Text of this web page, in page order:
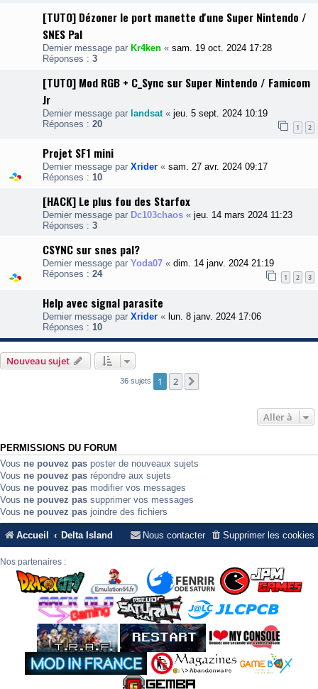
[TUTO] Dézoner le port manette d'une Super Nintendo /
SNES Pal
Dernier message par Kr4ken « sam. 19 oct. 2024 17:28
Réponses : 3
[TUTO] Mod RGB + C_Sync sur Super Nintendo / Famicom
Jr
Dernier message par landsat« jeu. 5 sept. 2024 10:19
Réponses : 20 1 2
Projet SF1 mini
Dernier message par Xrider « sam. 27 avr. 2024 09:17
Réponses : 10
[HACK] Le plus fou des Starfox
Dernier message par Dc103chaos « jeu. 14 mars 2024 11:23
Réponses : 3
CSYNC sur snes pal?
Dernier message par Yoda07 « dim. 14 janv. 2024 21:19
Réponses : 24 1 2 3
Help avec signal parasite
Dernier message par Xrider « lun. 8 janv. 2024 17:06
Réponses : 10
Nouveau sujet
36 sujets 1 2
Aller à
PERMISSIONS DU FORUM
Vous ne pouvez pas poster de nouveaux sujets
Vous ne pouvez pas répondre aux sujets
Vous ne pouvez pas modifier vos messages
Vous ne pouvez pas supprimer vos messages
Vous ne pouvez pas joindre des fichiers
Accueil Delta Island Supprimer les cookies
Nous contacter
Nos partenaires :